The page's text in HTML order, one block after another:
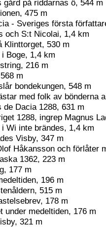
gård på riddarnas ö, 544 m
475 m
- Sveriges första
och S:t Nicolai, 1,4 km
Klinttorget, 530 m
Boge, 1,4 km
216 m
m
bondekungen, 548 m
med folk av bönderna
de Dacia 1288, 631 m
1288, ingrep Magnus
Wi inte brändes, 1,4 km
Visby, 347 m
Håkansson och förlåter
1362, 223 m
177 m
196 m
515 m
178 m
under medeltiden, 176 m
321 m